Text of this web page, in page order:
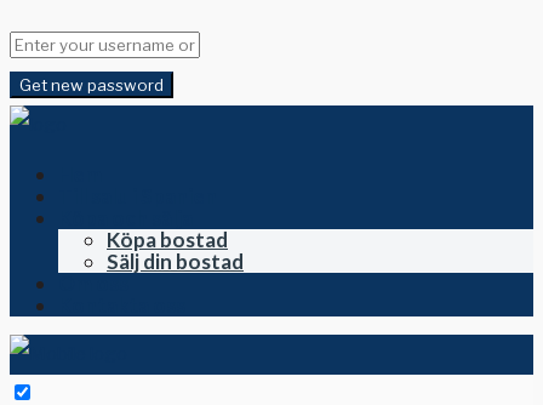
Get new password
Köpa bostad
Sälj din bostad